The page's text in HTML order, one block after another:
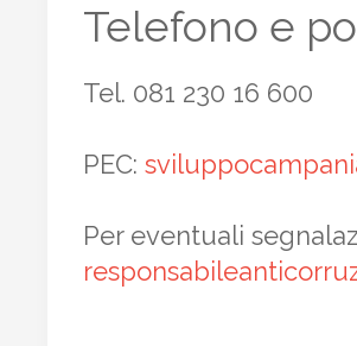
Telefono e
Tel. 081 230 16 600
PEC:
Per eventuali